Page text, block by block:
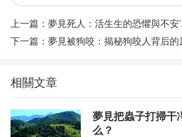
上一篇： 夢見死人：活生生的恐懼與不安'.
下一篇： 夢見被狗咬：揭秘狗咬人背后的
相關文章
夢見把蟲子打掃干
么？